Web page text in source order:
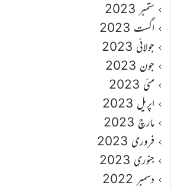
ستمبر 2023
اگست 2023
جولائی 2023
جون 2023
مئی 2023
اپریل 2023
مارچ 2023
فروری 2023
جنوری 2023
دسمبر 2022